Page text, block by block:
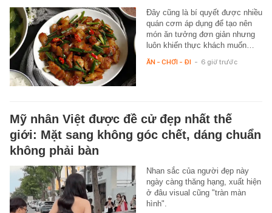
Đây cũng là bí quyết được nhiều
quán cơm áp dụng để tạo nên
món ăn tưởng đơn giản nhưng
luôn khiến thực khách muốn…
ĂN - CHƠI - ĐI - 6 giờ trước
Mỹ nhân Việt được đề cử đẹp nhất thế
giới: Mặt sang không góc chết, dáng chuẩn
không phải bàn
Nhan sắc của người đẹp này
ngày càng thăng hạng, xuất hiện
ở đâu visual cũng "tràn màn
hình".